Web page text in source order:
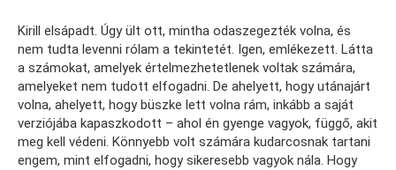
Kirill elsápadt. Úgy ült ott, mintha odaszegezték volna, és
nem tudta levenni rólam a tekintetét. Igen, emlékezett. Látta
a számokat, amelyek értelmezhetetlenek voltak számára,
amelyeket nem tudott elfogadni. De ahelyett, hogy utánajárt
volna, ahelyett, hogy büszke lett volna rám, inkább a saját
verziójába kapaszkodott – ahol én gyenge vagyok, függő, akit
meg kell védeni. Könnyebb volt számára kudarcosnak tartani
engem, mint elfogadni, hogy sikeresebb vagyok nála. Hogy